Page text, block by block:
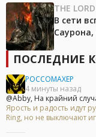
THE
В сети
ПОСЛЕДНИЕ
POCCOMAXEP
4 минуты назад
@Abby, На крайний
Ярость и радость идут
Ring, но не выключают